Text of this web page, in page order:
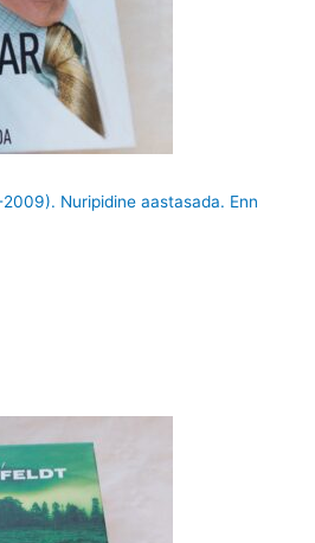
Nuripidine aastasada. Enn